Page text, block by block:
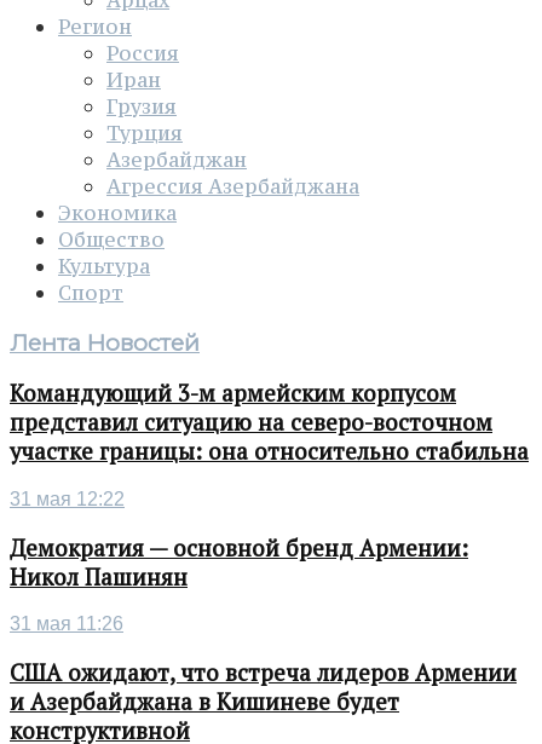
Регион
Россия
Иран
Грузия
Турция
Азербайджан
Агрессия Азербайджана
Экономика
Общество
Культура
Спорт
Лента Новостей
Командующий 3-м армейским корпусом
представил ситуацию на северо-восточном
участке границы: она относительно стабильна
31 мая 12:22
Демократия — основной бренд Армении:
Никол Пашинян
31 мая 11:26
США ожидают, что встреча лидеров Армении
и Азербайджана в Кишиневе будет
конструктивной